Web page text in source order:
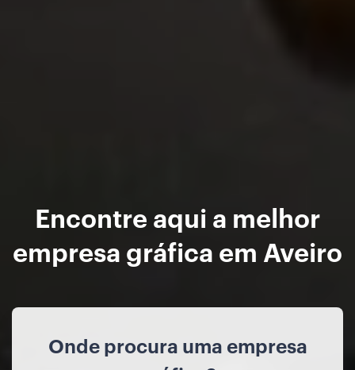
Encontre aqui a melhor
empresa gráfica em Aveiro
Onde procura uma empresa